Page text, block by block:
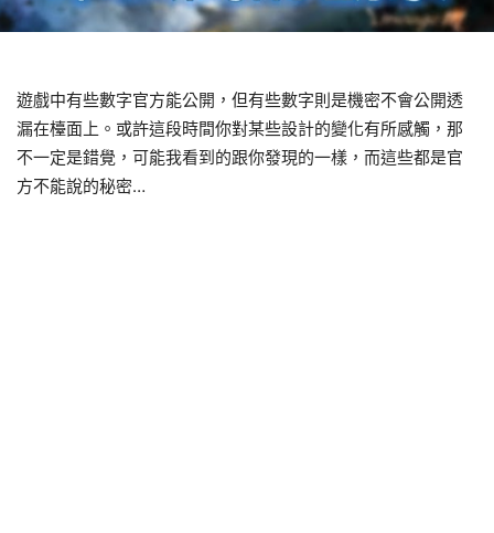
遊戲中有些數字官方能公開，但有些數字則是機密不會公開透
漏在檯面上。或許這段時間你對某些設計的變化有所感觸，那
不一定是錯覺，可能我看到的跟你發現的一樣，而這些都是官
方不能說的秘密…